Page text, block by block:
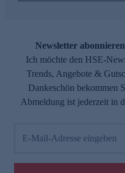
Newsletter
Ich möchte den HSE-
Trends, Angebote &
Dankeschön bekommen
Abmeldung ist jederzeit in
E-Mail-Adresse eingeben